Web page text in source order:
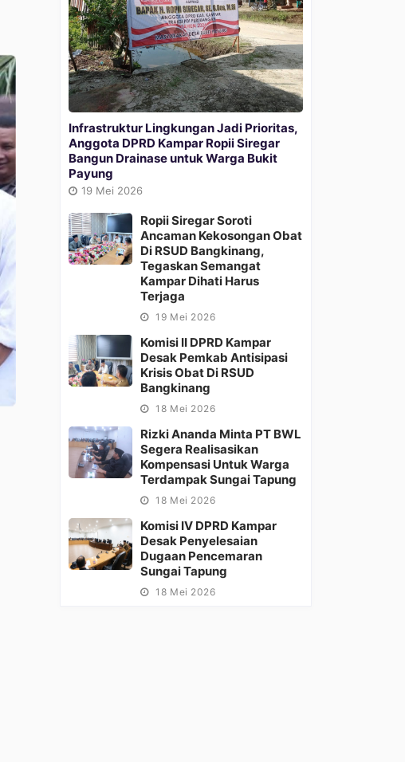
Infrastruktur Lingkungan Jadi Prioritas,
Anggota DPRD Kampar Ropii Siregar
Bangun Drainase untuk Warga Bukit
Payung
19 Mei 2026
Ropii Siregar Soroti
Ancaman Kekosongan Obat
Di RSUD Bangkinang,
Tegaskan Semangat
Kampar Dihati Harus
Terjaga
19 Mei 2026
Komisi II DPRD Kampar
Desak Pemkab Antisipasi
Krisis Obat Di RSUD
Bangkinang
18 Mei 2026
Rizki Ananda Minta PT BWL
Segera Realisasikan
Kompensasi Untuk Warga
Terdampak Sungai Tapung
18 Mei 2026
Komisi IV DPRD Kampar
Desak Penyelesaian
Dugaan Pencemaran
Sungai Tapung
18 Mei 2026